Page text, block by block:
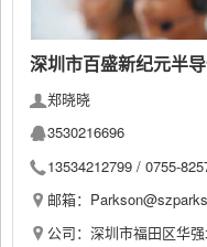
深圳市百盛新纪元半
郑晓晓
3530216696
13534212799 / 0755-
邮箱：
公司：深圳市福田区华